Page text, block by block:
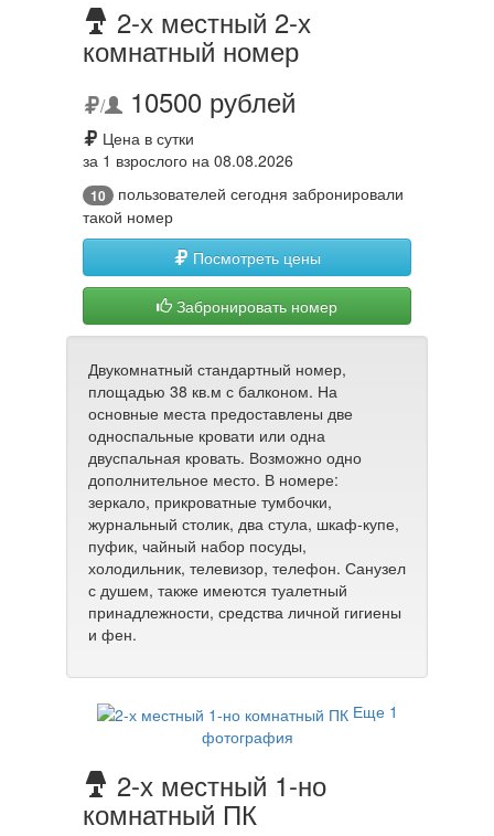
2-х местный 2-х
комнатный номер
/ 10500 рублей
Цена в сутки
за 1 взрослого на 08.08.2026
10
пользователей сегодня забронировали
такой номер
Посмотреть цены
Забронировать номер
Двукомнатный стандартный номер,
площадью 38 кв.м с балконом. На
основные места предоставлены две
односпальные кровати или одна
двуспальная кровать. Возможно одно
дополнительное место. В номере:
зеркало, прикроватные тумбочки,
журнальный столик, два стула, шкаф-купе,
пуфик, чайный набор посуды,
холодильник, телевизор, телефон. Санузел
с душем, также имеются туалетный
принадлежности, средства личной гигиены
и фен.
Еще 1
фотография
2-х местный 1-но
комнатный ПК